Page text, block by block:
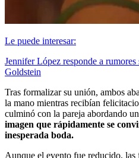
Le puede interesar:
Jennifer López responde a
Goldstein
Tras formalizar su unión, ambos
la mano mientras recibían
culminó con la pareja abordando
imagen que rápidamente se
inesperada boda.
Aunque el evento fue reducido,